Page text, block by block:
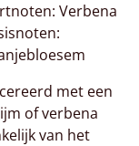
Verbena
met een
of verbena
van het